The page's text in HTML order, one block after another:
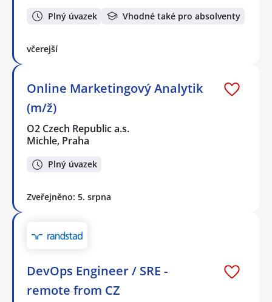
Plný úvazek Vhodné také pro absolventy
včerejší
Online Marketingový Analytik
(m/ž)
O2 Czech Republic a.s.
Michle, Praha
Plný úvazek
Zveřejněno: 5. srpna
DevOps Engineer / SRE -
remote from CZ